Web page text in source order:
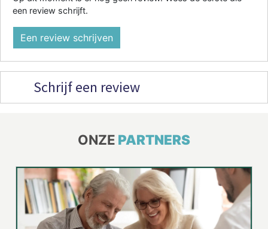
een review schrijft.
Een review schrijven
Schrijf een review
ONZE PARTNERS